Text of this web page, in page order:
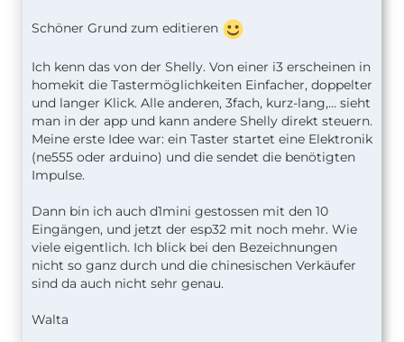
Schöner Grund zum editieren
Ich kenn das von der Shelly. Von einer i3 erscheinen in
homekit die Tastermöglichkeiten Einfacher, doppelter
und langer Klick. Alle anderen, 3fach, kurz-lang,… sieht
man in der app und kann andere Shelly direkt steuern.
Meine erste Idee war: ein Taster startet eine Elektronik
(ne555 oder arduino) und die sendet die benötigten
Impulse.
Dann bin ich auch d1mini gestossen mit den 10
Eingängen, und jetzt der esp32 mit noch mehr. Wie
viele eigentlich. Ich blick bei den Bezeichnungen
nicht so ganz durch und die chinesischen Verkäufer
sind da auch nicht sehr genau.
Walta